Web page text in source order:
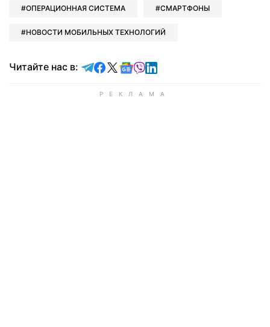
ОПЕРАЦИОННАЯ СИСТЕМА СМАРТФОНЫ
НОВОСТИ МОБИЛЬНЫХ ТЕХНОЛОГИЙ
Читайте нас в: Читайте в Telegram
Читайте в Facebook
Читайте в X
Читайте в Google news
Читайте в Viber
Читайте в LinkedIn